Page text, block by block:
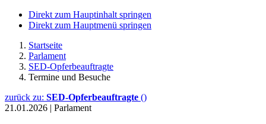
Direkt zum Hauptinhalt springen
Direkt zum Hauptmenü springen
Startseite
Parlament
SED-Opferbeauftragte
Termine und Besuche
zurück zu: SED-Opferbeauftragte ()
21.01.2026 | Parlament